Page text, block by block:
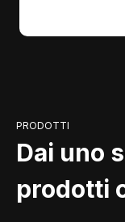
PRODOTTI
Dai uno
prodotti